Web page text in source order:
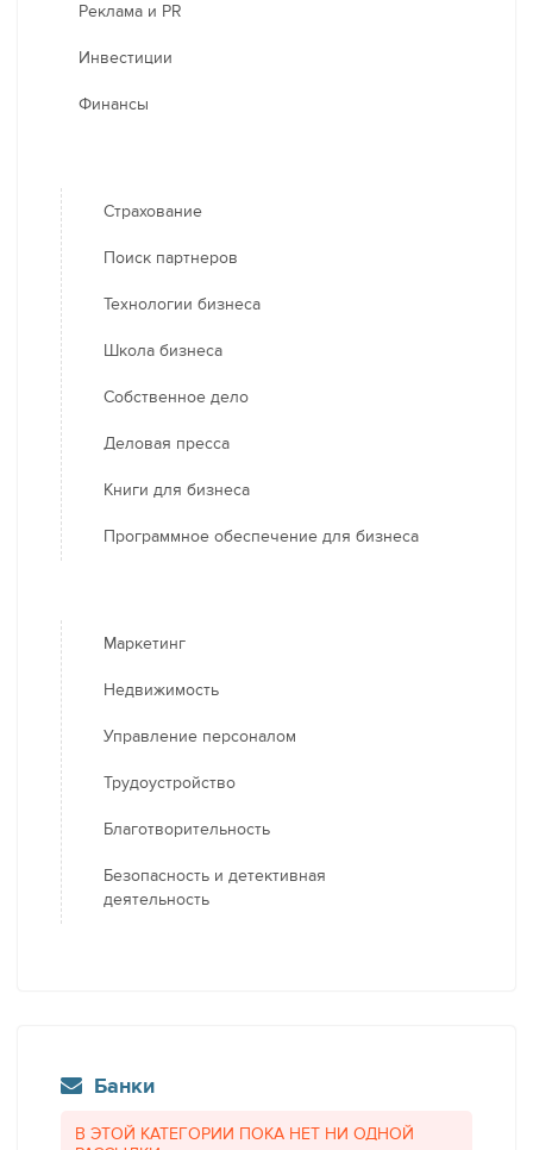
Реклама и PR
Инвестиции
Финансы
Страхование
Поиск партнеров
Технологии бизнеса
Школа бизнеса
Собственное дело
Деловая пресса
Книги для бизнеса
Программное обеспечение для бизнеса
Маркетинг
Недвижимость
Управление персоналом
Трудоустройство
Благотворительность
Безопасность и детективная
деятельность
Банки
В ЭТОЙ КАТЕГОРИИ ПОКА НЕТ НИ ОДНОЙ